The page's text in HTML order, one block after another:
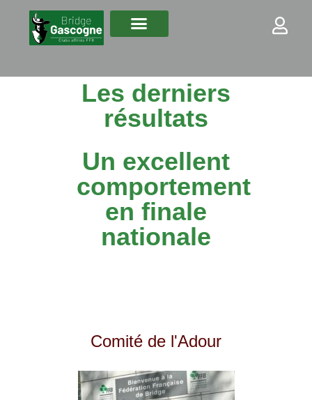
Les derniers
résultats
Un excellent
comportement
en finale
nationale
Comité de l'Adour